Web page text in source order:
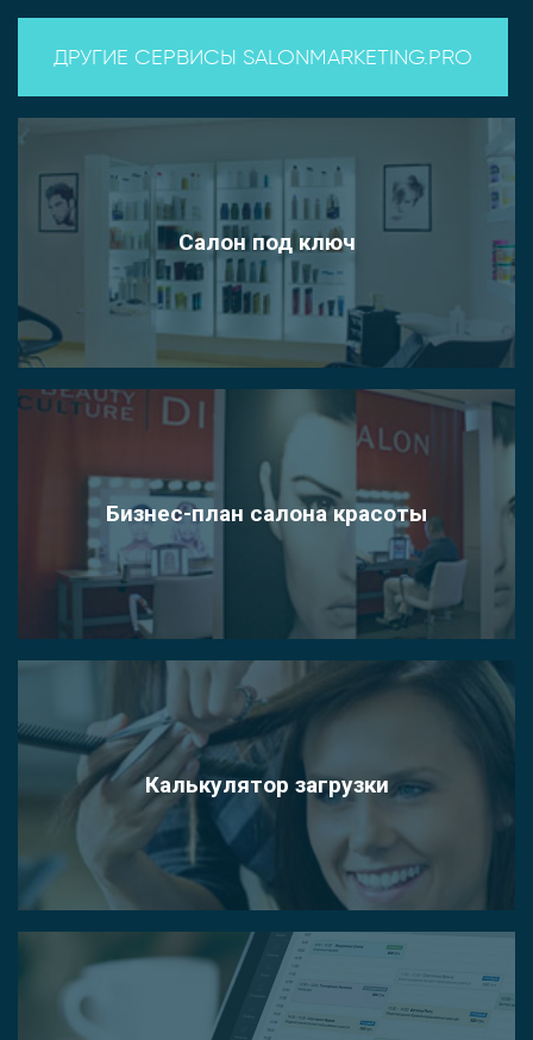
ДРУГИЕ СЕРВИСЫ SALONMARKETING.PRO
Салон под ключ
Бизнес-план салона красоты
Калькулятор загрузки